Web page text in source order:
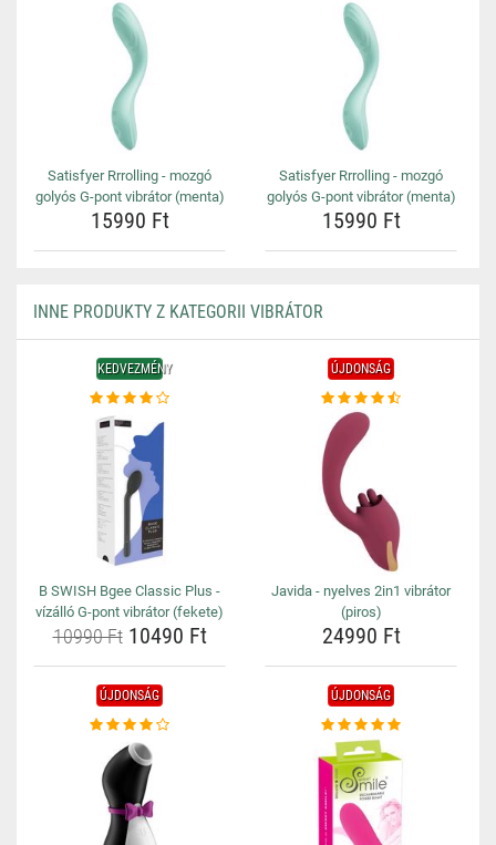
Satisfyer Rrrolling - mozgó
golyós G-pont vibrátor (menta)
15990 Ft
Satisfyer Rrrolling - mozgó
golyós G-pont vibrátor (menta)
15990 Ft
INNE PRODUKTY Z KATEGORII VIBRÁTOR
KEDVEZMÉNY
B SWISH Bgee Classic Plus -
vízálló G-pont vibrátor (fekete)
10990 Ft10490 Ft
ÚJDONSÁG
Javida - nyelves 2in1 vibrátor
(piros)
24990 Ft
ÚJDONSÁG ÚJDONSÁG